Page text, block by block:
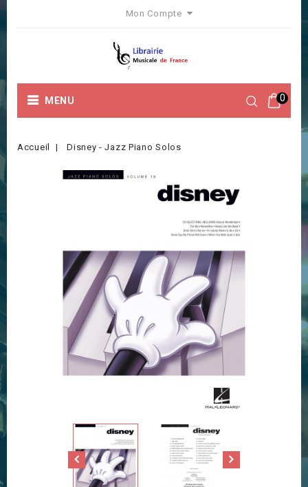
Mon Compte
0
MENU
Accueil Disney - Jazz Piano Solos